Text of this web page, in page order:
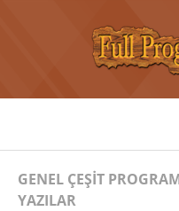
GENEL ÇEŞIT
YAZILAR